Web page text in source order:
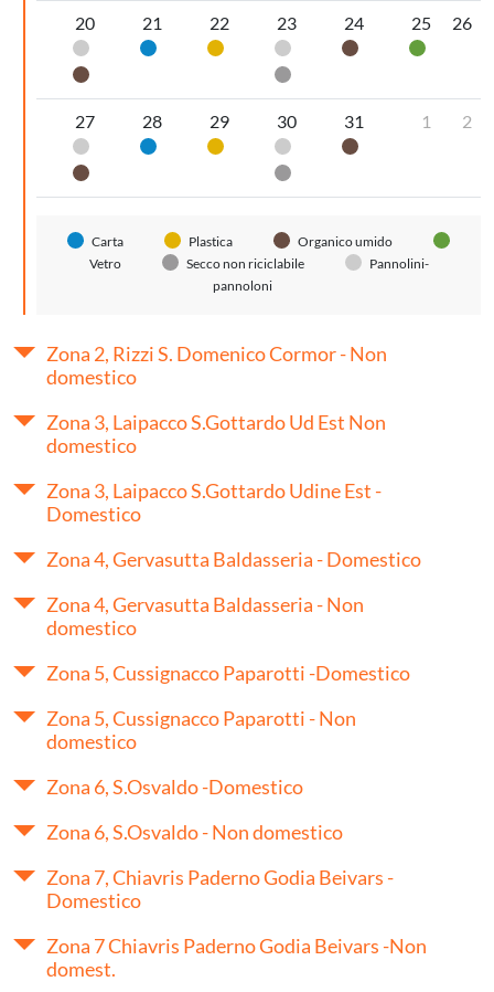
20
Pannolini-pannoloni
Organico umido
21
Carta
22
Plastica
23
Pannolini-pannoloni
Secco non riciclabile
24
Organico umido
25
Vetro
26
27
Pannolini-pannoloni
Organico umido
28
Carta
29
Plastica
30
Pannolini-pannoloni
Secco non riciclabile
31
Organico umido
1 2
Carta Plastica
Organico umido
Vetro
Secco non riciclabile
Pannolini-
pannoloni
Zona 2, Rizzi S. Domenico Cormor - Non
domestico
Zona 3, Laipacco S.Gottardo Ud Est Non
domestico
Zona 3, Laipacco S.Gottardo Udine Est -
Domestico
Zona 4, Gervasutta Baldasseria - Domestico
Zona 4, Gervasutta Baldasseria - Non
domestico
Zona 5, Cussignacco Paparotti -Domestico
Zona 5, Cussignacco Paparotti - Non
domestico
Zona 6, S.Osvaldo -Domestico
Zona 6, S.Osvaldo - Non domestico
Zona 7, Chiavris Paderno Godia Beivars -
Domestico
Zona 7 Chiavris Paderno Godia Beivars -Non
domest.